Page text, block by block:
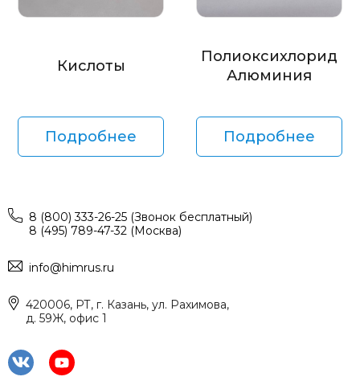
Кислоты
Подробнее
Полиоксихлорид
Алюминия
Подробнее
8 (800) 333-26-25 (Звонок бесплатный)
8 (495) 789-47-32 (Москва)
info@himrus.ru
420006, РТ, г. Казань, ул. Рахимова,
д. 59Ж, офис 1